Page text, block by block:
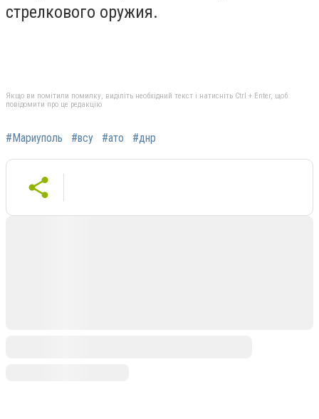
стрелкового оружия.
Якщо ви помітили помилку, виділіть необхідний текст і натисніть Ctrl + Enter, щоб
повідомити про це редакцію
#Мариуполь #всу #ато #днр